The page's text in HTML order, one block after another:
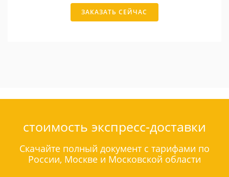
ЗАКАЗАТЬ СЕЙЧАС
стоимость экспресс-доставки
Скачайте полный документ с тарифами по
России, Москве и Московской области